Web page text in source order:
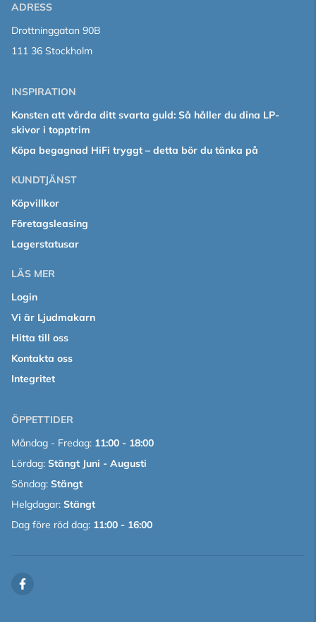
ADRESS
Drottninggatan 90B
111 36 Stockholm
INSPIRATION
Konsten att vårda ditt svarta guld: Så håller du dina LP-
skivor i topptrim
Köpa begagnad HiFi tryggt – detta bör du tänka på
KUNDTJÄNST
Köpvillkor
Företagsleasing
Lagerstatusar
LÄS MER
Login
Vi är Ljudmakarn
Hitta till oss
Kontakta oss
Integritet
ÖPPETTIDER
Måndag - Fredag: 11:00 - 18:00
Lördag: Stängt Juni - Augusti
Söndag: Stängt
Helgdagar: Stängt
Dag före röd dag: 11:00 - 16:00